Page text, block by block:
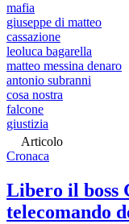
mafia
giuseppe di matteo
cassazione
leoluca bagarella
matteo messina denaro
antonio subranni
cosa nostra
falcone
giustizia
Articolo
Cronaca
Libero il boss
telecomando